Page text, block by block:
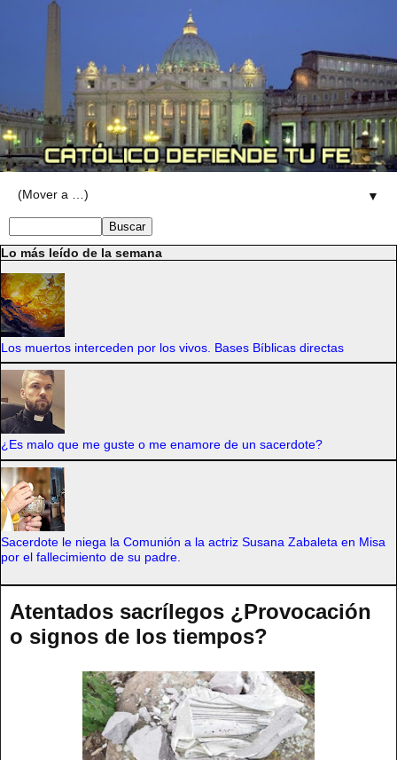
▼
Lo más leído de la semana
Los muertos interceden por los vivos. Bases Bíblicas directas
¿Es malo que me guste o me enamore de un sacerdote?
Sacerdote le niega la Comunión a la actriz Susana Zabaleta en Misa
por el fallecimiento de su padre.
Atentados sacrílegos ¿Provocación
o signos de los tiempos?